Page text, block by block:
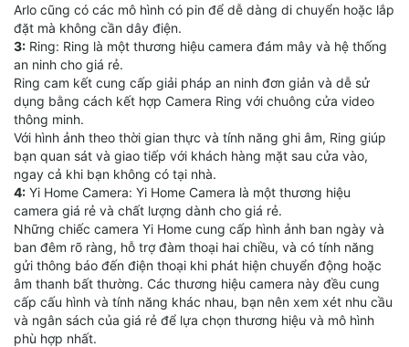
Arlo cũng có các mô hình có pin để dễ dàng di chuyển hoặc lắp
đặt mà không cần dây điện.
3: Ring: Ring là một thương hiệu camera đám mây và hệ thống
an ninh cho giá rẻ.
Ring cam kết cung cấp giải pháp an ninh đơn giản và dễ sử
dụng bằng cách kết hợp Camera Ring với chuông cửa video
thông minh.
Với hình ảnh theo thời gian thực và tính năng ghi âm, Ring giúp
bạn quan sát và giao tiếp với khách hàng mặt sau cửa vào,
ngay cả khi bạn không có tại nhà.
4: Yi Home Camera: Yi Home Camera là một thương hiệu
camera giá rẻ và chất lượng dành cho giá rẻ.
Những chiếc camera Yi Home cung cấp hình ảnh ban ngày và
ban đêm rõ ràng, hỗ trợ đàm thoại hai chiều, và có tính năng
gửi thông báo đến điện thoại khi phát hiện chuyển động hoặc
âm thanh bất thường. Các thương hiệu camera này đều cung
cấp cấu hình và tính năng khác nhau, bạn nên xem xét nhu cầu
và ngân sách của giá rẻ để lựa chọn thương hiệu và mô hình
phù hợp nhất.